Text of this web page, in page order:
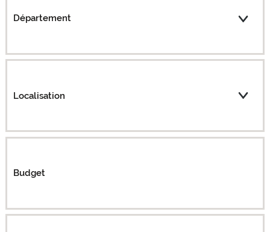
Département
Localisation
Budget